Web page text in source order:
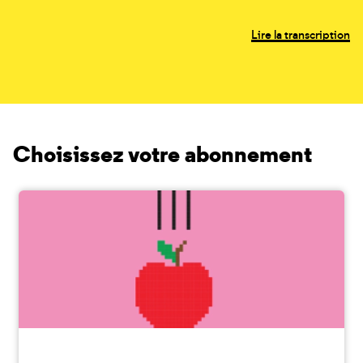
Lire la transcription
Choisissez votre abonnement